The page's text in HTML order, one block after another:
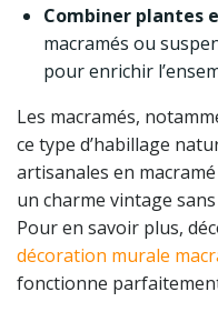
Combiner plantes
macramés ou
pour enrichir
Les macramés,
ce type d’habillage
artisanales en
un charme vintage
Pour en savoir plus,
décoration murale
fonctionne